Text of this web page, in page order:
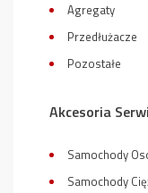
Agregaty
Przedłużacze
Pozostałe
Akcesoria
Samochody
Samochody